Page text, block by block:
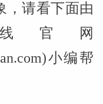
，请看下面由
官网
小编帮